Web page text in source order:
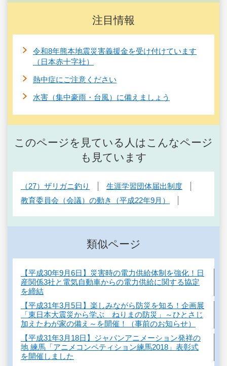
注目情報
令和8年熊本地震災害義援金を受け付けています
（日本赤十字社）
熱中症にご注意ください
水害（集中豪雨・台風）に備えましょう
このページを見ている人はこんなページ
も見ています
（27）ザリガニ釣り
生涯学習団体届出制度
教育委員会（会議）の動き（平成22年9月）
類似ページ
【平成30年9月6日】災害時の電力供給体制を強化！日
産関係3社と電気自動車からの電力供給に関する協定
を締結
【平成31年3月5日】楽しみながら防災を知る！企画展
「東日本大震災から学ぶ ねりまの防災」～ひとさじ
加えたわが家の備え～を開催！（事前のお知らせ）
【平成31年3月18日】ジャパンアニメーション発祥の
地 練馬「アニメコンペティション練馬2018」表彰式
を開催しました